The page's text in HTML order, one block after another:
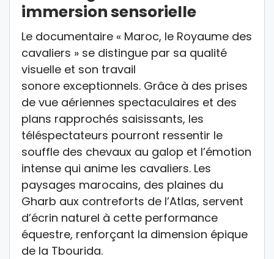
immersion sensorielle
Le documentaire « Maroc, le Royaume des
cavaliers » se distingue par sa qualité
visuelle et son travail
sonore exceptionnels. Grâce à des prises
de vue aériennes spectaculaires et des
plans rapprochés saisissants, les
téléspectateurs pourront ressentir le
souffle des chevaux au galop et l’émotion
intense qui anime les cavaliers. Les
paysages marocains, des plaines du
Gharb aux contreforts de l’Atlas, servent
d’écrin naturel à cette performance
équestre, renforçant la dimension épique
de la Tbourida.